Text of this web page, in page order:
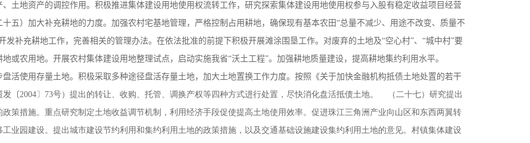
、土地资产的调控作用。积极推进集体建设用地使用权流转工作，研究探索集体建设用地使用权参与入股有稳定收益项目经营
）加大补充耕地的力度。加强农村宅基地管理，严格控制占用耕地，确保现有基本农田“总量不减少、用途不改变、质量不
发补充耕地工作，完善相关的管理办法。在依法批准的前提下积极开展滩涂围垦工作。对废弃的土地及“空心村”、“城中村”要
地或农用地。开展农村集体建设用地整理试点，启动实施我省“沃土工程”。加强耕地质量建设，提高耕地集约利用水平。
盘活使用存量土地。积极采取多种途径盘活存量土地，加大土地置换工作力度。按照《关于加快金融机构抵债土地处置的若干
发〔2004〕73号）提出的转让、收购、托管、调换产权等四种方式进行处置，尽快消化盘活抵债土地。
（二十七）研究提出
政策措施。重点研究制定土地收益调节机制，利用经济手段促使提高土地使用效率。促进珠江三角洲产业向山区和东西两翼转
工业园建设。提出城市建设节约利用和集约利用土地的政策措施，以及交通基础设施建设集约利用土地的意见。村镇集体建设